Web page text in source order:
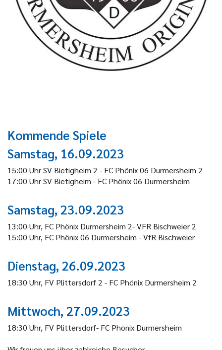
Kommende Spiele
Samstag, 16.09.2023
15:00 Uhr SV Bietigheim 2 - FC Phönix 06 Durmersheim 2
17:00 Uhr SV Bietigheim - FC Phönix 06 Durmersheim
Samstag, 23.09.2023
13:00 Uhr, FC Phönix Durmersheim 2- VFR Bischweier 2
15:00 Uhr, FC Phönix 06 Durmersheim - VfR Bischweier
Dienstag, 26.09.2023
18:30 Uhr, FV Plittersdorf 2 - FC Phönix Durmersheim 2
Mittwoch, 27.09.2023
18:30 Uhr, FV Plittersdorf- FC Phönix Durmersheim